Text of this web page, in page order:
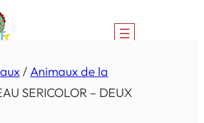
/Animaux de la
SERICOLOR – DEUX